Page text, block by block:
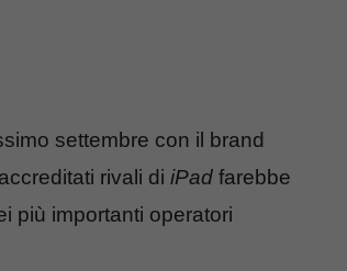
settembre con il brand
rivali di iPad farebbe
più importanti operatori